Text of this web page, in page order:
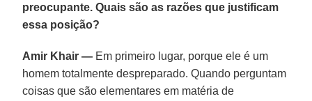
preocupante. Quais são as razões que justificam
essa posição?
Amir Khair — Em primeiro lugar, porque ele é um
homem totalmente despreparado. Quando perguntam
coisas que são elementares em matéria de